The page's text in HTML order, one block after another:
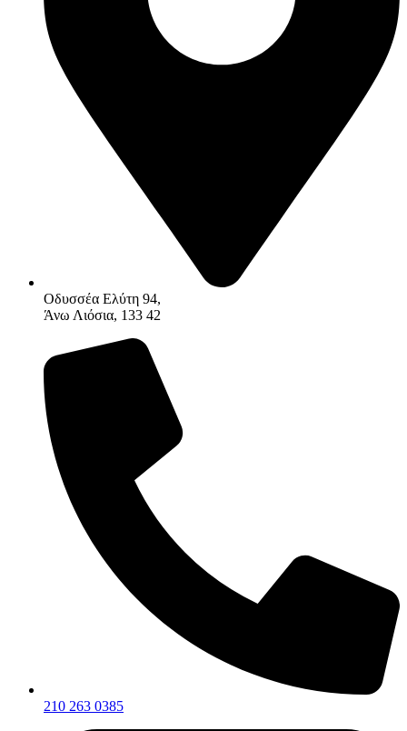
Οδυσσέα Ελύτη 94,
Άνω Λιόσια, 133 42
210 263 0385